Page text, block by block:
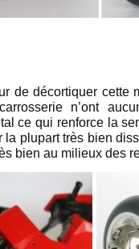
de décortiquer cette
n’ont
ce qui renforce la
la plupart très bien
bien au milieux des